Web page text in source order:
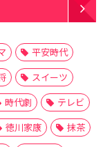
平安時代
スイーツ
時代劇
テレビ
徳川家康
抹茶